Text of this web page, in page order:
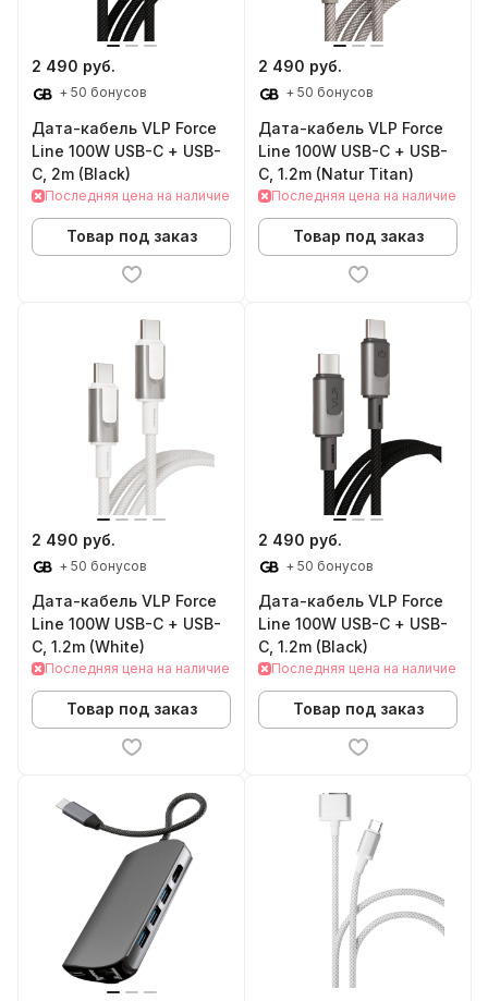
2 490 руб.
+ 50 бонусов
Дата-кабель VLP Force
Line 100W USB-C + USB-
C, 2m (Black)
Последняя цена на наличие
Товар под заказ
2 490 руб.
+ 50 бонусов
Дата-кабель VLP Force
Line 100W USB-C + USB-
C, 1.2m (Natur Titan)
Последняя цена на наличие
Товар под заказ
2 490 руб.
+ 50 бонусов
Дата-кабель VLP Force
Line 100W USB-C + USB-
C, 1.2m (White)
Последняя цена на наличие
Товар под заказ
2 490 руб.
+ 50 бонусов
Дата-кабель VLP Force
Line 100W USB-C + USB-
C, 1.2m (Black)
Последняя цена на наличие
Товар под заказ